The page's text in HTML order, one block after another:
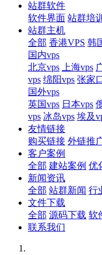
站群软件
软件界面 站群培训
站群主机
全部 香港VPS 韩
国内vps
北京vps
上海vps
vps 绵阳vps 张家
国外vps
英国vps 日本vps
vps 冰岛vps 埃及
友情链接
购买链接 外链推
客户案例
全部 建站案例 优
新闻资讯
全部 站群新闻 行
文件下载
全部 源码下载 软
联系我们